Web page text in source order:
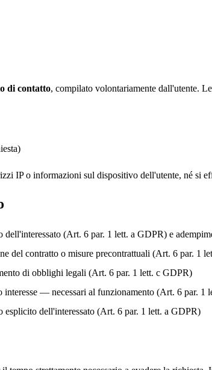
di contatto, compilato volontariamente dall'utente.
IP o informazioni sul dispositivo dell'utente, né si
dell'interessato (Art. 6 par. 1 lett. a GDPR) e
del contratto o misure precontrattuali (Art. 6 par. 1
di obblighi legali (Art. 6 par. 1 lett. c GDPR)
interesse — necessari al funzionamento (Art. 6 par. 1
esplicito dell'interessato (Art. 6 par. 1 lett. a GDPR)